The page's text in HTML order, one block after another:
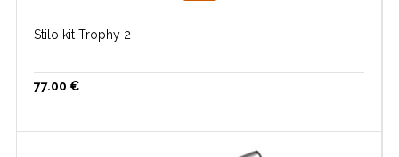
Stilo kit Trophy 2
77.00 €